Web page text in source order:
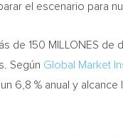
el escenario para
de 150 MILLONES
Según Global Market
6,8 % anual y